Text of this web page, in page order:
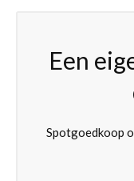
Een
Spotgoedkoop